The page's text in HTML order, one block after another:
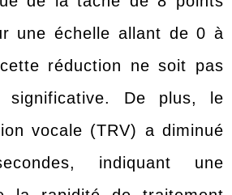
une échelle allant de 0 à
réduction ne soit pas
significative. De plus, le
vocale (TRV) a diminué
indiquant une